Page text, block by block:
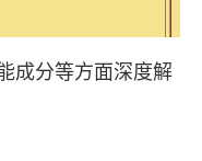
成分等方面深度解